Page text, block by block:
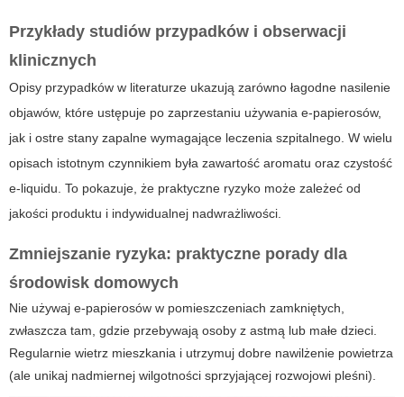
Przykłady studiów przypadków i obserwacji
klinicznych
Opisy przypadków w literaturze ukazują zarówno łagodne nasilenie
objawów, które ustępuje po zaprzestaniu używania e-papierosów,
jak i ostre stany zapalne wymagające leczenia szpitalnego. W wielu
opisach istotnym czynnikiem była zawartość aromatu oraz czystość
e-liquidu. To pokazuje, że praktyczne ryzyko może zależeć od
jakości produktu i indywidualnej nadwrażliwości.
Zmniejszanie ryzyka: praktyczne porady dla
środowisk domowych
Nie używaj e-papierosów w pomieszczeniach zamkniętych,
zwłaszcza tam, gdzie przebywają osoby z astmą lub małe dzieci.
Regularnie wietrz mieszkania i utrzymuj dobre nawilżenie powietrza
(ale unikaj nadmiernej wilgotności sprzyjającej rozwojowi pleśni).